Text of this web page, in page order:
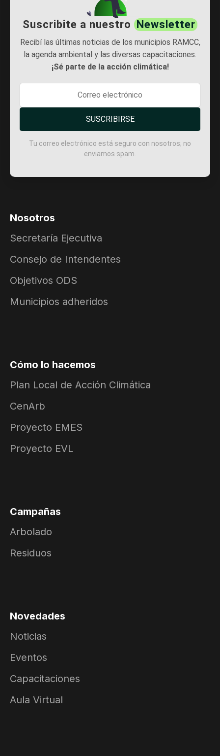
Suscribite a nuestro Newsletter
Recibí las últimas noticias de los municipios RAMCC,
la agenda ambiental y las diversas capacitaciones.
¡Sé parte de la acción climática!
SUSCRIBIRSE
Tu correo electrónico está seguro con nosotros; no
enviamos spam.
Nosotros
Secretaría Ejecutiva
Consejo de Intendentes
Objetivos ODS
Municipios adheridos
Cómo lo hacemos
Plan Local de Acción Climática
CenArb
Proyecto EMES
Proyecto EVL
Campañas
Arbolado
Residuos
Novedades
Noticias
Eventos
Capacitaciones
Aula Virtual